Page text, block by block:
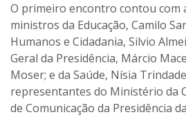
O primeiro encontro contou com
ministros da Educação, Camilo
Humanos e Cidadania, Silvio
Geral da Presidência, Márcio
Moser; e da Saúde, Nísia
representantes do Ministério da
de Comunicação da Presidência